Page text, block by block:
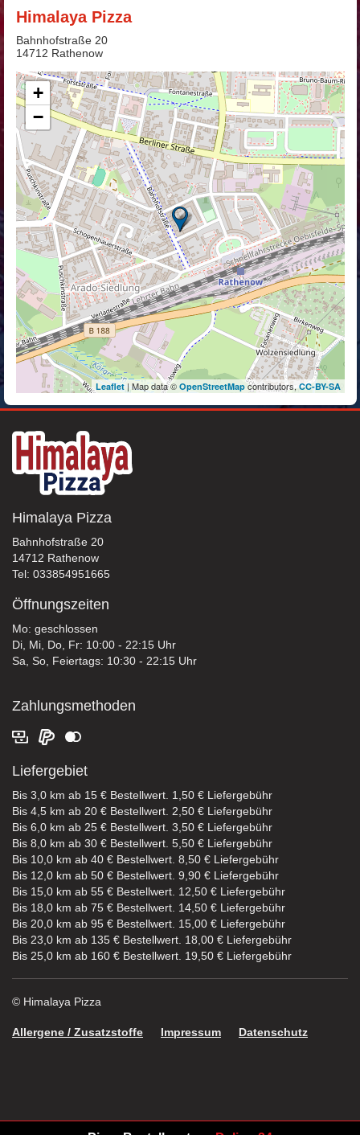
Himalaya Pizza
Bahnhofstraße 20
14712 Rathenow
+
−
Leaflet| Map data © OpenStreetMapcontributors,CC-BY-SA
Himalaya Pizza
Bahnhofstraße 20
14712 Rathenow
Tel: 033854951665
Öffnungszeiten
Mo: geschlossen
Di, Mi, Do, Fr: 10:00 - 22:15 Uhr
Sa, So, Feiertags: 10:30 - 22:15 Uhr
Zahlungsmethoden
Liefergebiet
Bis 3,0 km ab 15 € Bestellwert. 1,50 € Liefergebühr
Bis 4,5 km ab 20 € Bestellwert. 2,50 € Liefergebühr
Bis 6,0 km ab 25 € Bestellwert. 3,50 € Liefergebühr
Bis 8,0 km ab 30 € Bestellwert. 5,50 € Liefergebühr
Bis 10,0 km ab 40 € Bestellwert. 8,50 € Liefergebühr
Bis 12,0 km ab 50 € Bestellwert. 9,90 € Liefergebühr
Bis 15,0 km ab 55 € Bestellwert. 12,50 € Liefergebühr
Bis 18,0 km ab 75 € Bestellwert. 14,50 € Liefergebühr
Bis 20,0 km ab 95 € Bestellwert. 15,00 € Liefergebühr
Bis 23,0 km ab 135 € Bestellwert. 18,00 € Liefergebühr
Bis 25,0 km ab 160 € Bestellwert. 19,50 € Liefergebühr
© Himalaya Pizza
Allergene / Zusatzstoffe Impressum Datenschutz